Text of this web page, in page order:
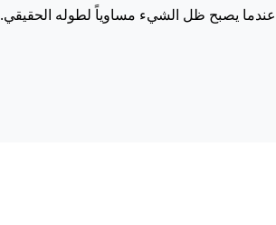
يصبح ظل الشيء مساوياً لطوله الحقيقي.